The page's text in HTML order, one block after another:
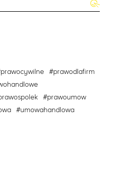
#prawodlafirm
#prawoumow
#umowahandlowa